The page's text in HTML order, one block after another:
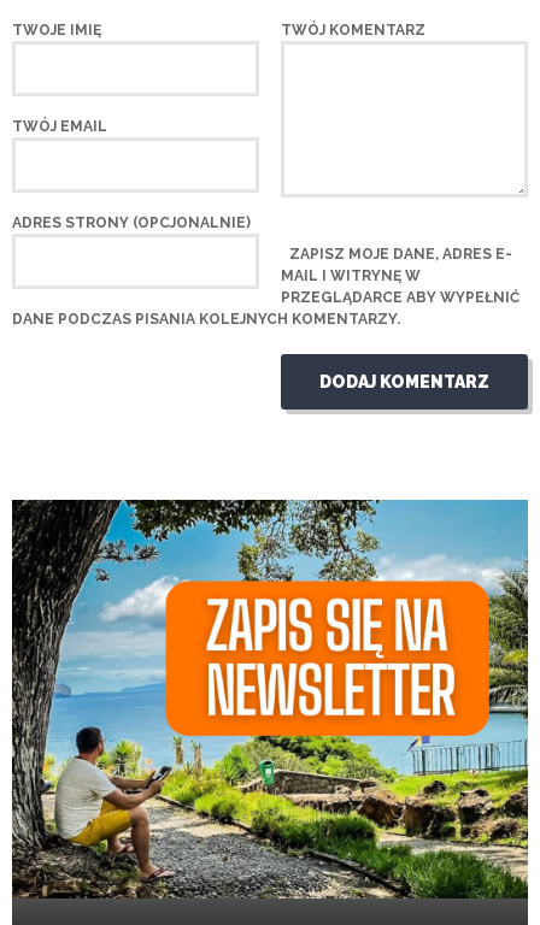
TWÓJ KOMENTARZ
TWOJE IMIĘ
TWÓJ EMAIL
ADRES STRONY (OPCJONALNIE)
ZAPISZ MOJE DANE, ADRES E-
MAIL I WITRYNĘ W
PRZEGLĄDARCE ABY WYPEŁNIĆ
DANE PODCZAS PISANIA KOLEJNYCH KOMENTARZY.